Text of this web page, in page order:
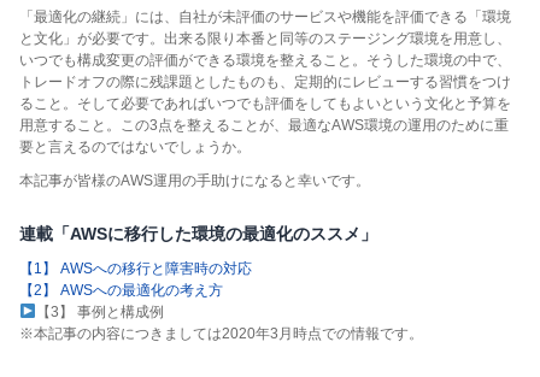
「最適化の継続」には、自社が未評価のサービスや機能を評価できる「環境
と文化」が必要です。出来る限り本番と同等のステージング環境を用意し、
いつでも構成変更の評価ができる環境を整えること。そうした環境の中で、
トレードオフの際に残課題としたものも、定期的にレビューする習慣をつけ
ること。そして必要であればいつでも評価をしてもよいという文化と予算を
用意すること。この3点を整えることが、最適なAWS環境の運用のために重
要と言えるのではないでしょうか。
本記事が皆様のAWS運用の手助けになると幸いです。
連載「AWSに移行した環境の最適化のススメ」
【1】 AWSへの移行と障害時の対応
【2】 AWSへの最適化の考え方
【3】 事例と構成例
※本記事の内容につきましては2020年3月時点での情報です。